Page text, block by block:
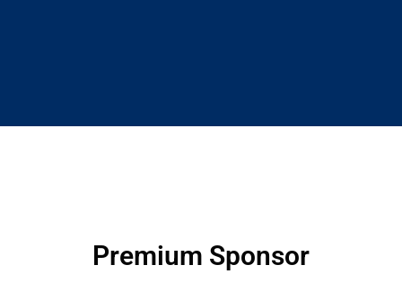
Premium Sponsor